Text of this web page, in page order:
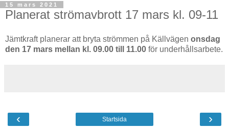
15 mars 2021
Planerat strömavbrott 17 mars kl. 09-11
Jämtkraft planerar att bryta strömmen på Källvägen onsdag
den 17 mars mellan kl. 09.00 till 11.00 för underhållsarbete.
‹ ›
Startsida